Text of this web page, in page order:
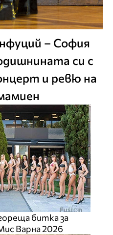
– София
си с
и ревю на
битка за
Варна 2026